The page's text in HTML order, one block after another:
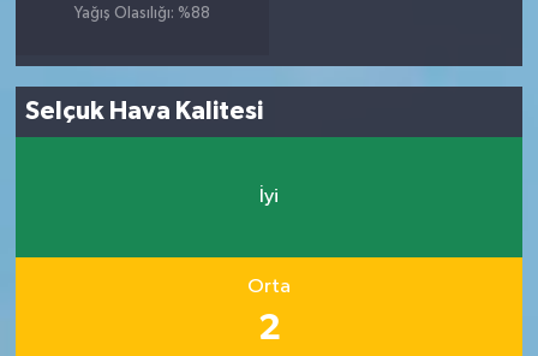
Yağış Olasılığı: %88
Selçuk Hava Kalitesi
İyi
Orta
2